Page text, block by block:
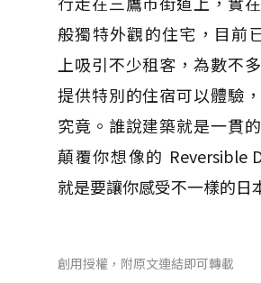
般獨特外觀的住宅，目前
上吸引不少租客，為數不
提供特別的住宿可以體驗
究竟。誰說建築就是一貫
顛覆你想像的 Reversible
就是要讓你感受不一樣的日
創用授權，附原文連結即可轉載